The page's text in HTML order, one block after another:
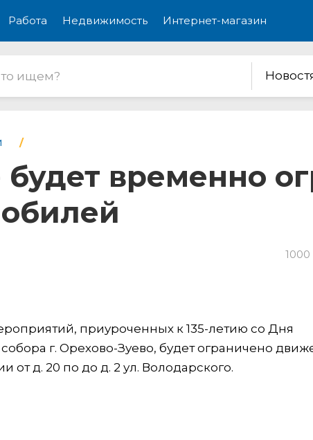
Работа Недвижимость Интернет-магазин
будет временно
1000
приуроченных к 135-летию со Дня
г. Орехово-Зуево, будет ограничено
от д. 20 по до д. 2 ул. Володарского.